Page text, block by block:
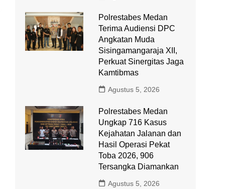
Polrestabes Medan
Terima Audiensi DPC
Angkatan Muda
Sisingamangaraja XII,
Perkuat Sinergitas Jaga
Kamtibmas
Agustus 5, 2026
Polrestabes Medan
Ungkap 716 Kasus
Kejahatan Jalanan dan
Hasil Operasi Pekat
Toba 2026, 906
Tersangka Diamankan
Agustus 5, 2026